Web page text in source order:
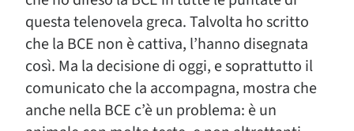
questa telenovela greca. Talvolta ho scritto
che la BCE non è cattiva, l’hanno disegnata
così. Ma la decisione di oggi, e soprattutto il
comunicato che la accompagna, mostra che
anche nella BCE c’è un problema: è un